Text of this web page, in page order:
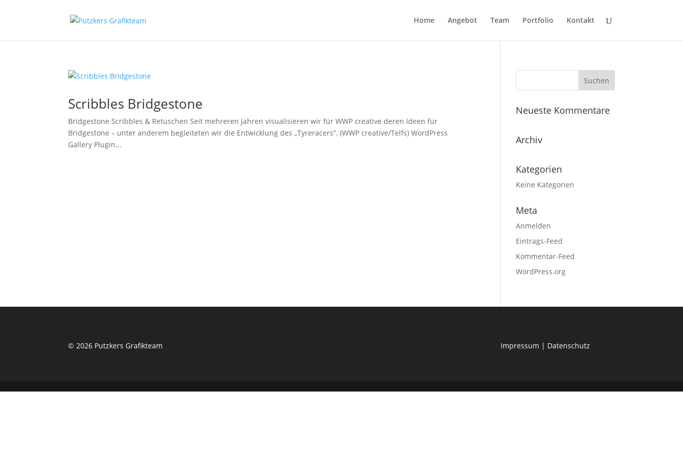
Home Angebot Team Portfolio Kontakt
Scribbles Bridgestone
Bridgestone Scribbles & Retuschen Seit mehreren Jahren visualisieren wir für WWP creative deren Ideen für
Bridgestone – unter anderem begleiteten wir die Entwicklung des „Tyreracers“. (WWP creative/Telfs) WordPress
Gallery Plugin...
Neueste Kommentare
Archiv
Kategorien
Keine Kategorien
Meta
Anmelden
Eintrags-Feed
Kommentar-Feed
WordPress.org
© 2026 Putzkers Grafikteam Impressum | Datenschutz